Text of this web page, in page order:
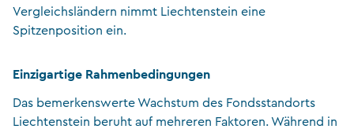
Vergleichsländern nimmt Liechtenstein eine
Spitzenposition ein.
Einzigartige Rahmenbedingungen
Das bemerkenswerte Wachstum des Fondsstandorts
Liechtenstein beruht auf mehreren Faktoren. Während in